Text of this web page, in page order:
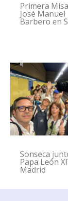
Primera
José Manuel
Barbero en
Sonseca
Papa León
Madrid